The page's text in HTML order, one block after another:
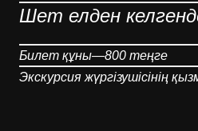
Шет елден
Билет құны—800 теңге
Экскурсия жүргізушісінің